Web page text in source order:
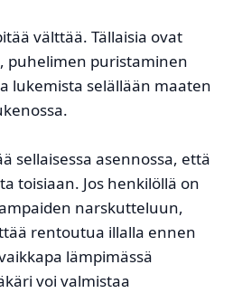
välttää. Tällaisia ovat
puhelimen puristaminen
lukemista selällään maaten
sellaisessa asennossa, että
toisiaan. Jos henkilöllä on
narskutteluun,
rentoutua illalla ennen
lämpimässä
voi valmistaa